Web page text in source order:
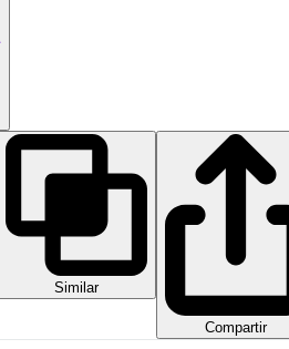
Similar
Compartir